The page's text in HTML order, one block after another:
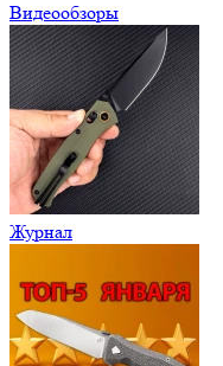
Видеообзоры
Журнал